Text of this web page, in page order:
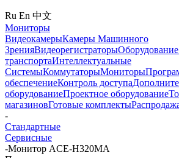
Ru En 中文
Мониторы
ВидеокамерыКамеры Машинного
ЗренияВидеорегистраторы
транспортаИнтеллектуальные
СистемыКоммутаторыМониторы
обеспечениеКонтроль доступа
оборудованиеПроектное оборудование
магазиновГотовые комплекты
-
Стандартные
Сервисные
-Монитор ACE-H320MA